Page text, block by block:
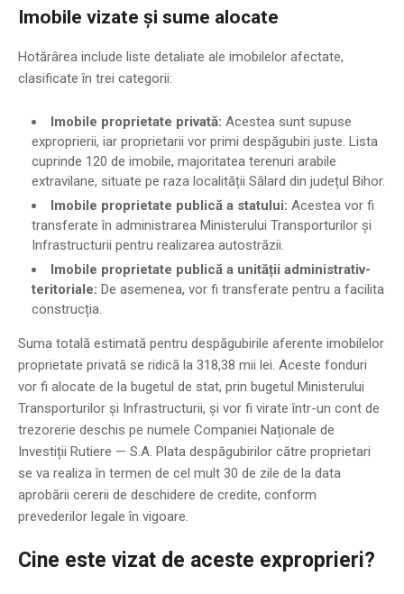
Imobile vizate și sume alocate
Hotărârea include liste detaliate ale imobilelor afectate,
clasificate în trei categorii:
Imobile proprietate privată: Acestea sunt supuse
exproprierii, iar proprietarii vor primi despăgubiri juste. Lista
cuprinde 120 de imobile, majoritatea terenuri arabile
extravilane, situate pe raza localității Sălard din județul Bihor.
Imobile proprietate publică a statului: Acestea vor fi
transferate în administrarea Ministerului Transporturilor și
Infrastructurii pentru realizarea autostrăzii.
Imobile proprietate publică a unității administrativ-
teritoriale: De asemenea, vor fi transferate pentru a facilita
construcția.
Suma totală estimată pentru despăgubirile aferente imobilelor
proprietate privată se ridică la 318,38 mii lei. Aceste fonduri
vor fi alocate de la bugetul de stat, prin bugetul Ministerului
Transporturilor și Infrastructurii, și vor fi virate într-un cont de
trezorerie deschis pe numele Companiei Naționale de
Investiții Rutiere — S.A. Plata despăgubirilor către proprietari
se va realiza în termen de cel mult 30 de zile de la data
aprobării cererii de deschidere de credite, conform
prevederilor legale în vigoare.
Cine este vizat de aceste exproprieri?